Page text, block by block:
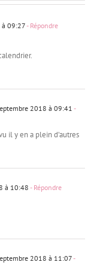
à 09:27- Répondre
2018 à 09:41-
il y en a plein d’autres
à 10:48- Répondre
2018 à 11:07-